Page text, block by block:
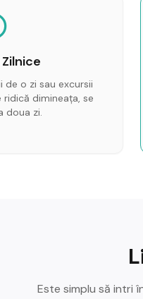
o zi sau excursii
dimineața, se
doua zi.
Este simplu să intri